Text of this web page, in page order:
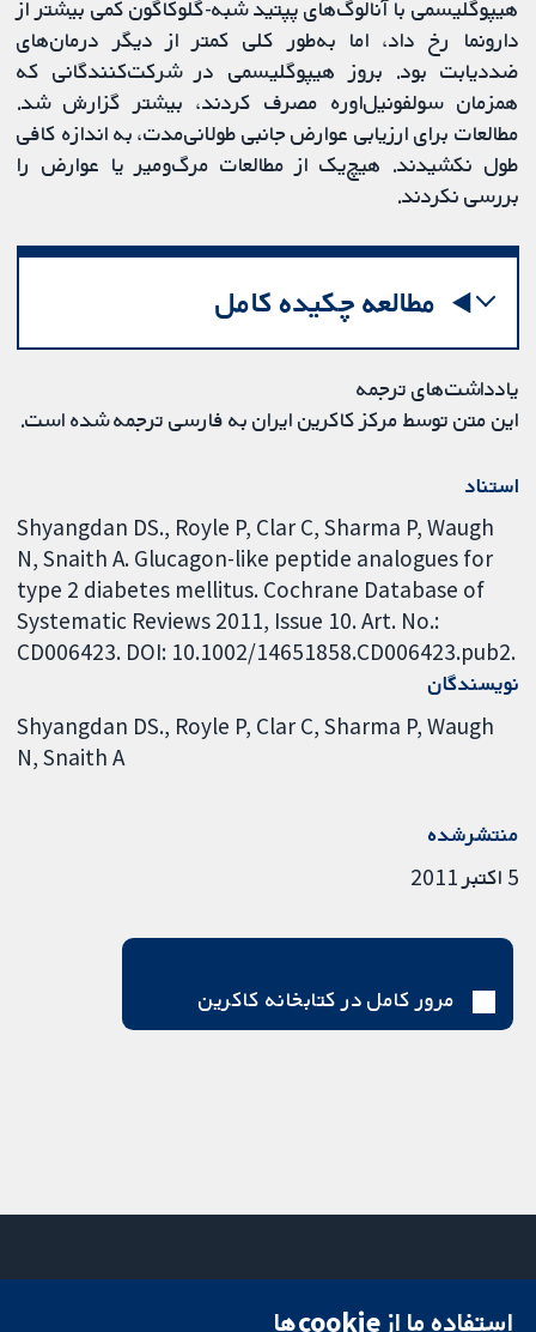
هیپوگلیسمی با آنالوگ‌های پپتید شبه-گلوکاگون کمی بیشتر از
دارونما رخ داد، اما به‌طور کلی کمتر از دیگر درمان‌های
ضددیابت بود. بروز هیپوگلیسمی در شرکت‌کنندگانی که
همزمان سولفونیل‌اوره مصرف ‌کردند، بیشتر گزارش شد.
مطالعات برای ارزیابی عوارض جانبی طولانی‌مدت، به اندازه کافی
طول نکشیدند. هیچ‌یک از مطالعات مرگ‌ومیر یا عوارض را
بررسی نکردند.
مطالعه چکیده کامل
یادداشت‌های ترجمه
این متن توسط مرکز کاکرین ایران به فارسی ترجمه شده است.
استناد
Shyangdan DS., Royle P, Clar C, Sharma P, Waugh
N, Snaith A. Glucagon-like peptide analogues for
type 2 diabetes mellitus. Cochrane Database of
Systematic Reviews 2011, Issue 10. Art. No.:
CD006423. DOI: 10.1002/14651858.CD006423.pub2.
نویسندگان
Shyangdan DS. Royle P Clar C Sharma P Waugh
N Snaith A
منتشرشده
5 اکتبر 2011
مرور کامل در کتابخانه کاکرین
میدان کاوندیش استفاده ما از cookie‌ها